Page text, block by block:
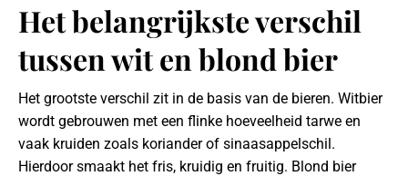
Het belangrijkste verschil
tussen wit en blond bier
Het grootste verschil zit in de basis van de bieren. Witbier
wordt gebrouwen met een flinke hoeveelheid tarwe en
vaak kruiden zoals koriander of sinaasappelschil.
Hierdoor smaakt het fris, kruidig en fruitig. Blond bier